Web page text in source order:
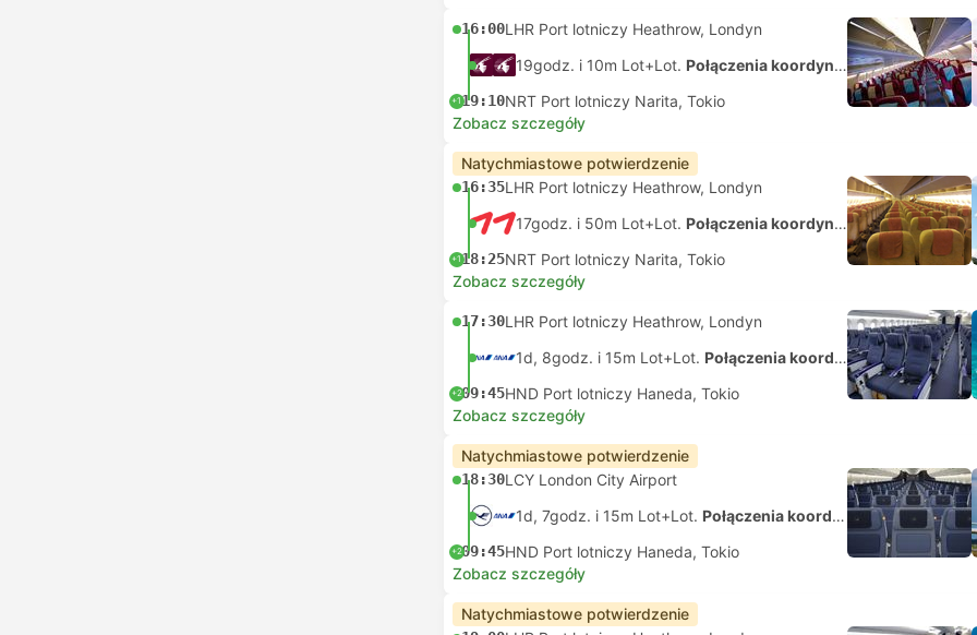
16:00LHR Port lotniczy Heathrow, Londyn
19godz. i 10m Lot+Lot. Połączenia koordynowane na własną rękę
+119:10NRT Port lotniczy Narita, Tokio
Zobacz szczegóły
Natychmiastowe potwierdzenie
16:35LHR Port lotniczy Heathrow, Londyn
17godz. i 50m Lot+Lot. Połączenia koordynowane na własną rękę
+118:25NRT Port lotniczy Narita, Tokio
Zobacz szczegóły
17:30LHR Port lotniczy Heathrow, Londyn
1d, 8godz. i 15m Lot+Lot. Połączenia koordynowane na własną rękę
+209:45HND Port lotniczy Haneda, Tokio
Zobacz szczegóły
Natychmiastowe potwierdzenie
18:30LCY London City Airport
1d, 7godz. i 15m Lot+Lot. Połączenia koordynowane na własną rękę
+209:45HND Port lotniczy Haneda, Tokio
Zobacz szczegóły
Natychmiastowe potwierdzenie